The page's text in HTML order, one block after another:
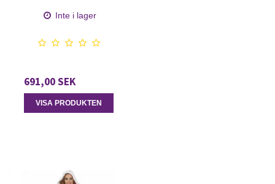
Inte i lager
691,00 SEK
VISA PRODUKTEN